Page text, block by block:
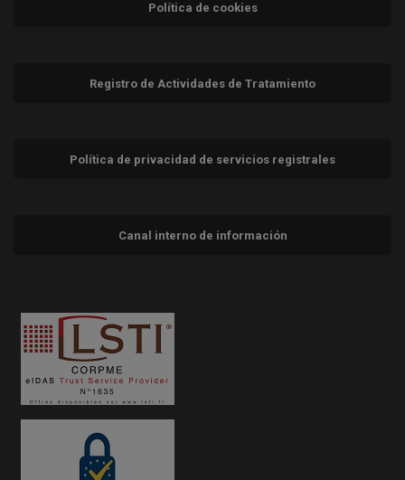
Política de cookies
Registro de Actividades de Tratamiento
Política de privacidad de servicios registrales
Canal interno de información